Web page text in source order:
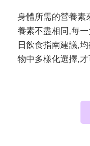
身體所需的營養素
養素不盡相同,每
日飲食指南建議,
物中多樣化選擇,才